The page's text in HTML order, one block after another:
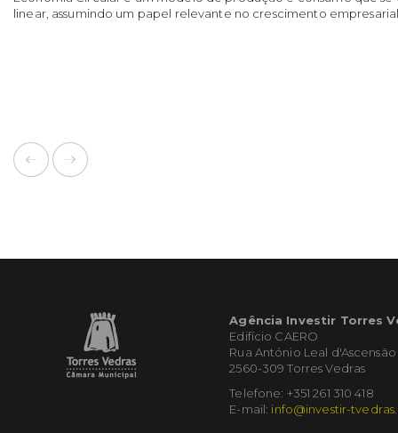
linear, assumindo um papel relevante no crescimento
Agência Investir Torres
Edifício CAERO
Rua António Leal d'Ascensão
2560-309 Torres Vedras
Telefone: +351 261 310 418
E-mail: info@investir-